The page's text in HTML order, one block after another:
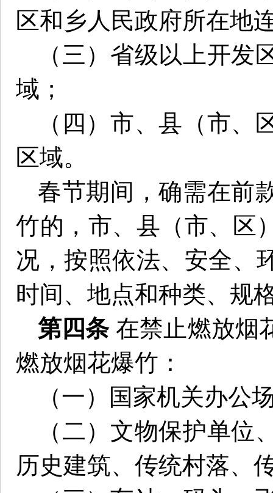
区和乡人民政府所在地
（三）省级以上开
域；
（四）市、县（市
区域。
春节期间，确需在前
竹的，市、县（市、区
况，按照依法、安全、
时间、地点和种类、规
第四条 在禁止燃放烟
燃放烟花爆竹：
（一）国家机关办公
（二）文物保护单
历史建筑、传统村落、